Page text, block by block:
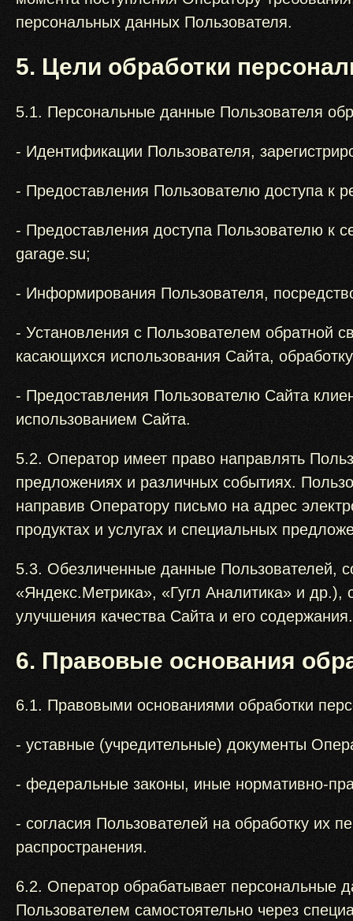
персональных данных Пользователя.
5. Цели обработки
5.1. Персональные данные Пользователя
- Идентификации Пользователя,
- Предоставления Пользователю доступа к
- Предоставления доступа Пользователю
garage.su;
- Информирования Пользователя,
- Установления с Пользователем обратной
касающихся использования Сайта,
- Предоставления Пользователю Сайта
использованием Сайта.
5.2. Оператор имеет право направлять
предложениях и различных событиях.
направив Оператору письмо на адрес
продуктах и услугах и специальных
5.3. Обезличенные данные Пользователей,
«Яндекс.Метрика», «Гугл Аналитика» и
улучшения качества Сайта и его содержания.
6. Правовые основания
6.1. Правовыми основаниями обработки
- уставные (учредительные) документы
- федеральные законы, иные нормативно-
- согласия Пользователей на обработку их
распространения.
6.2. Оператор обрабатывает персональные
Пользователем самостоятельно через